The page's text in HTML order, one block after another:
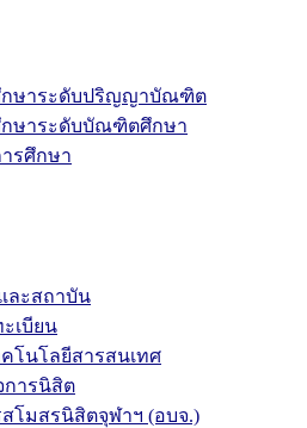
กษาระดับปริญญาบัณฑิต
กษาระดับบัณฑิตศึกษา
รศึกษา
ละสถาบัน
เบียน
โนโลยีสารสนเทศ
การนิสิต
โมสรนิสิตจุฬาฯ (อบจ.)